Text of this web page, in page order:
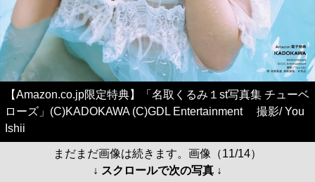
【Amazon.co.jp限定特典】「名取くるみ１st写真集 チューベ
ローズ」(C)KADOKAWA (C)GDL Entertainment 撮影/ You
Ishii
まだまだ画像は続きます。画像（11/14）
↓ スクロールで次の写真 ↓